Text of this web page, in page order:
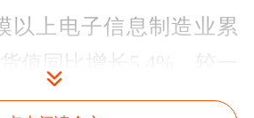
以上电子信息制造业累
值同比增长5.4%，较一
百分点。4月份，规模以